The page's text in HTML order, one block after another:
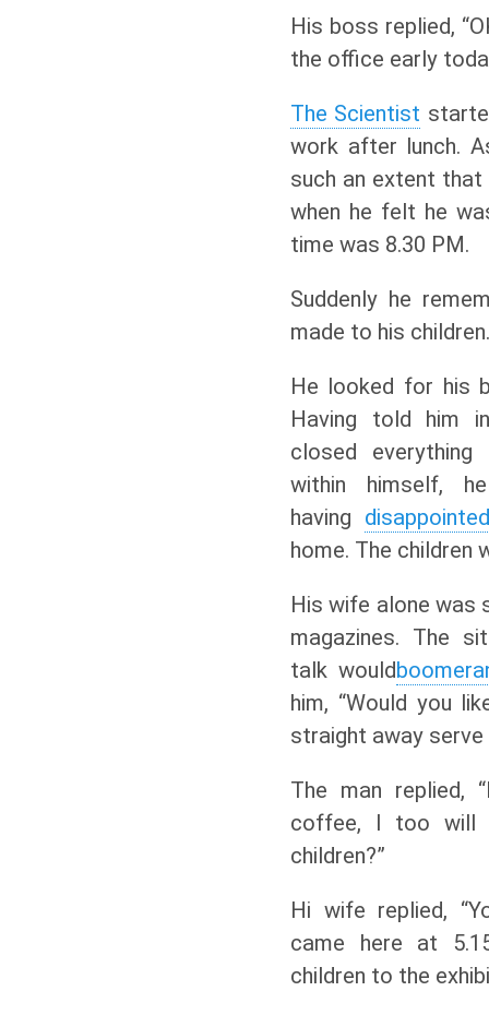
His boss replied,
the office early
The Scientist
work after lunch.
such an extent
when he felt he
time was 8.30 PM.
Suddenly he
made to his children.
He looked for his
Having told him
closed
within himself,
having
home. The children
His wife alone was
magazines. The
talk would
him, “Would you
straight away serve
The man replied,
coffee, I too will
children?”
Hi wife replied,
came here at
children to the